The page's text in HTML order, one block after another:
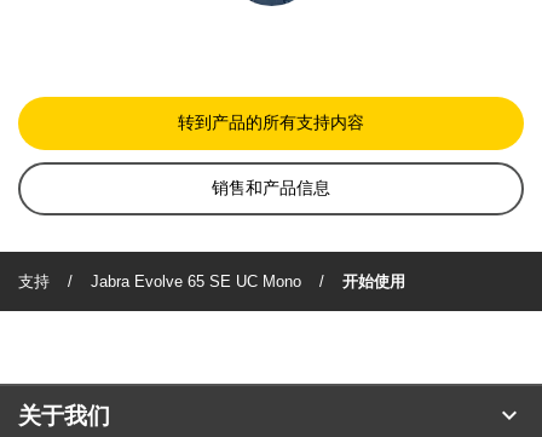
转到产品的所有支持内容
销售和产品信息
支持 Jabra Evolve 65 SE UC Mono 开始使用
expand_more
关于我们